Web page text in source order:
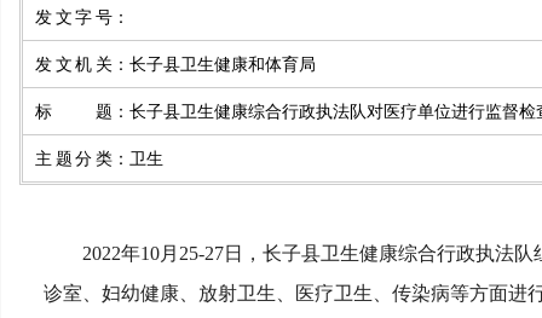
发文字号 ：
发文机关 ： 长子县卫生健康和体育局
标题 ： 长子县卫生健康综合行政执法队对医疗单位进行监督检
主题分类 ： 卫生
2022年10月25-27日，长子县卫生健康综合行政执法
诊室、妇幼健康、放射卫生、医疗卫生、传染病等方面进